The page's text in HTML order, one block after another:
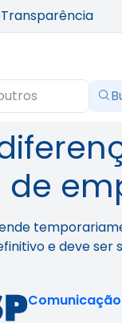
Transparência
de
e deve ser
Comunicação